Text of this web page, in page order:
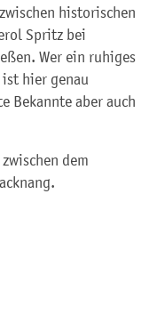
historischen
Spritz bei
Wer ein ruhiges
hier genau
Bekannte aber auch
dem